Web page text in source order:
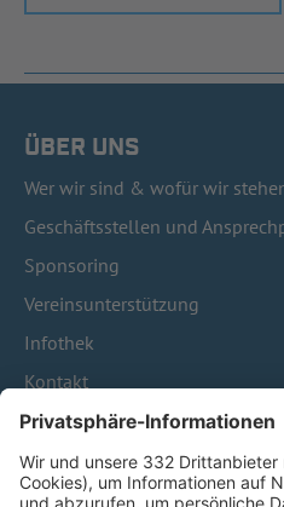
ÜBER UNS
Wer wir sind & wofür wir
Geschäftsstellen und
Sponsoring
Vereinsunterstützung
Infothek
Kontakt
HÄUFIG BESUCHTE
Pässe und Vereinswechsel